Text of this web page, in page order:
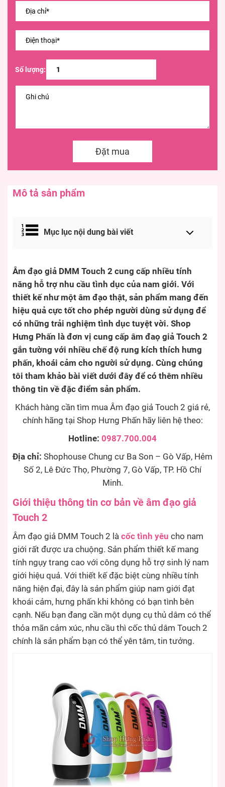
Số lượng:
Đặt mua
Mô tả sản phẩm
Mục lục nội dung bài viết
Âm đạo giả DMM Touch 2 cung cấp nhiều tính
năng hỗ trợ nhu cầu tình dục của nam giới. Với
thiết kế như một âm đạo thật, sản phẩm mang đến
hiệu quả cực tốt cho phép người dùng sử dụng để
có những trải nghiệm tình dục tuyệt vời. Shop
Hưng Phấn là đơn vị cung cấp âm đaọ giả Touch 2
gắn tường với nhiều chế độ rung kích thích hưng
phấn, khoái cảm cho người sử dụng. Cùng chúng
tôi tham khảo bài viết dưới đây để có thêm nhiều
thông tin về đặc điểm sản phẩm.
Khách hàng cần tìm mua Âm đạo giả Touch 2 giá rẻ,
chính hãng tại Shop Hưng Phấn hãy liên hệ theo:
Hotline: 0987.700.004
Địa chỉ: Shophouse Chung cư Ba Son – Gò Vấp, Hẻm
Số 2, Lê Đức Thọ, Phường 7, Gò Vấp, TP. Hồ Chí
Minh.
Giới thiệu thông tin cơ bản về âm đạo giả
Touch 2
Âm đạo giả DMM Touch 2 là cốc tình yêu cho nam
giới rất được ưa chuộng. Sản phẩm thiết kế mang
tính ngụy trang cao với công dụng hỗ trợ sinh lý nam
giới hiệu quả. Với thiết kế đặc biệt cùng nhiều tính
năng hiện đại, đây là sản phẩm giúp nam giới đạt
khoái cảm, hưng phấn khi không có bạn tình bên
cạnh. Nếu bạn đang cần một dụng cụ thủ dâm có thể
thỏa mãn cảm xúc, nhu cầu thì cốc thủ dâm Touch 2
chính là sản phẩm bạn có thể yên tâm, tin tưởng.